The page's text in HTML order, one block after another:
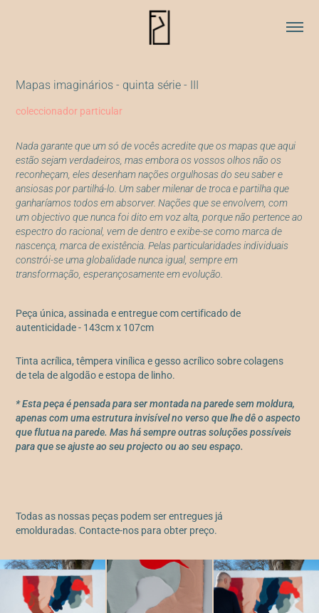
Mapas imaginários - quinta série - III
coleccionador particular
Nada garante que um só de vocês acredite que os mapas que aqui
estão sejam verdadeiros, mas embora os vossos olhos não os
reconheçam, eles desenham nações orgulhosas do seu saber e
ansiosas por partilhá-lo. Um saber milenar de troca e partilha que
ganharíamos todos em absorver. Nações que se envolvem, com
um objectivo que nunca foi dito em voz alta, porque não pertence ao
espectro do racional, vem de dentro e exibe-se como marca de
nascença, marca de existência. Pelas particularidades individuais
constrói-se uma globalidade nunca igual, sempre em
transformação, esperançosamente em evolução.
Peça única, assinada e entregue com certificado de
autenticidade - 143cm x 107cm
Tinta acrílica, têmpera vinílica e gesso acrílico sobre colagens
de tela de algodão e estopa de linho.
* Esta peça é pensada para ser montada na parede sem moldura,
apenas com uma estrutura invisível no verso que lhe dê o aspecto
que flutua na parede. Mas há sempre outras soluções possíveis
para que se ajuste ao seu projecto ou ao seu espaço.
Todas as nossas peças podem ser entregues já
emolduradas. Contacte-nos para obter preço.